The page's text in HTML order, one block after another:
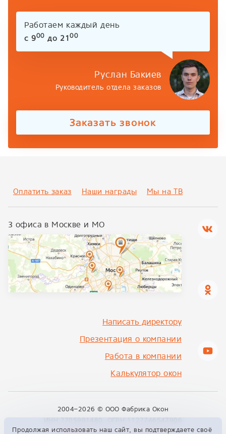
Продолжая использовать наш сайт, вы подтверждаете своё
Работаем каждый день
с 900 до 2100
Руслан Бакиев
Руководитель отдела заказов
Заказать звонок
Оплатить заказ Наши награды Мы на ТВ
3 офиса в Москве и МО
Написать директору
Презентация о компании
Работа в компании
Калькулятор окон
2004–2026 © ООО Фабрика Окон
ИНН:7705991480, ОГРН:1127746547906
info@fabrikon.ru +7 495 229 00 09